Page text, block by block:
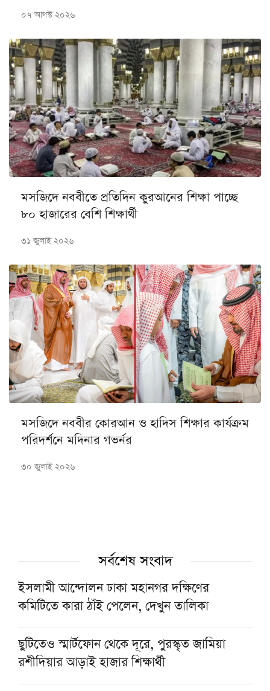
০৭ আগস্ট ২০২৬
মসজিদে নববীতে প্রতিদিন কুরআনের শিক্ষা পাচ্ছে
৮০ হাজারের বেশি শিক্ষার্থী
৩১ জুলাই ২০২৬
মসজিদে নববীর কোরআন ও হাদিস শিক্ষার কার্যক্রম
পরিদর্শনে মদিনার গভর্নর
৩০ জুলাই ২০২৬
সর্বশেষ সংবাদ
ইসলামী আন্দোলন ঢাকা মহানগর দক্ষিণের
কমিটিতে কারা ঠাঁই পেলেন, দেখুন তালিকা
ছুটিতেও স্মার্টফোন থেকে দূরে, পুরস্কৃত জামিয়া
রশীদিয়ার আড়াই হাজার শিক্ষার্থী